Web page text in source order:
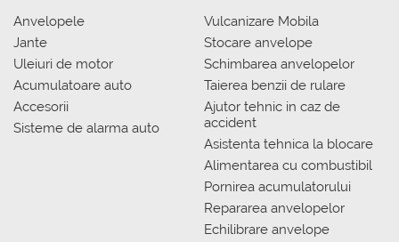
Anvelopele
Jante
Uleiuri de motor
Acumulatoare auto
Accesorii
Sisteme de alarma auto
Vulcanizare Mobila
Stocare anvelope
Schimbarea anvelopelor
Taierea benzii de rulare
Ajutor tehnic in caz de
accident
Asistenta tehnica la blocare
Alimentarea cu combustibil
Pornirea acumulatorului
Repararea anvelopelor
Echilibrare anvelope